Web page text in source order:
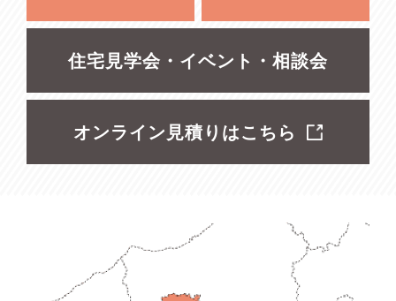
住宅見学会・イベント・相談会
オンライン見積りはこちら